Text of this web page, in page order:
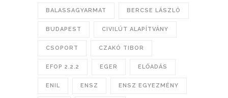
BALASSAGYARMAT BERCSE LÁSZLÓ
BUDAPEST CIVILÚT ALAPÍTVÁNY
CSOPORT CZAKÓ TIBOR
EFOP 2.2.2 EGER ELŐADÁS
ENIL ENSZ ENSZ EGYEZMÉNY